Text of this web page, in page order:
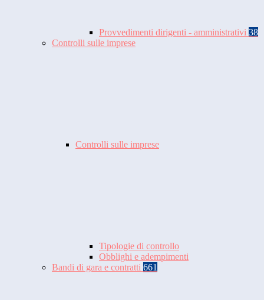
Provvedimenti dirigenti - amministrativi 38
Controlli sulle imprese
Controlli sulle imprese
Tipologie di controllo
Obblighi e adempimenti
Bandi di gara e contratti 661